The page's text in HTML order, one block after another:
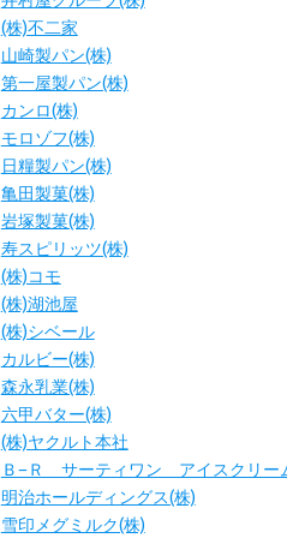
(株)不二家
山崎製パン(株)
第一屋製パン(株)
カンロ(株)
モロゾフ(株)
日糧製パン(株)
亀田製菓(株)
岩塚製菓(株)
寿スピリッツ(株)
(株)コモ
(株)湖池屋
(株)シベール
カルビー(株)
森永乳業(株)
六甲バター(株)
(株)ヤクルト本社
Ｂ−Ｒ サーティワン アイスクリー
明治ホールディングス(株)
雪印メグミルク(株)